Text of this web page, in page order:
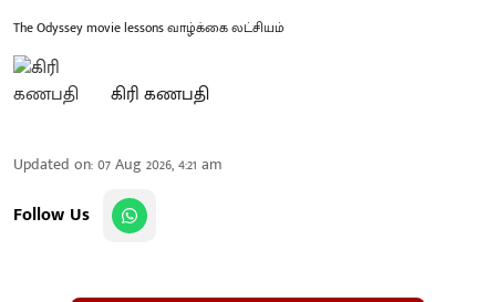
The Odyssey movie lessons வாழ்க்கை லட்சியம்
கிரி கணபதி
Updated on:07 Aug 2026, 4:21 am
Follow Us